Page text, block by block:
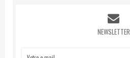
NEWSLETTER